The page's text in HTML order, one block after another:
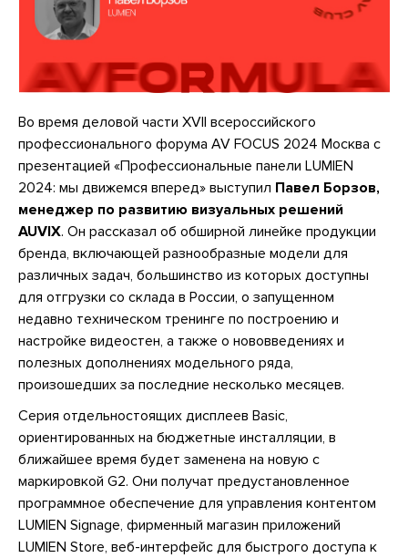
Во время деловой части XVII всероссийского
профессионального форума AV FOCUS 2024 Москва с
презентацией «Профессиональные панели LUMIEN
2024: мы движемся вперед» выступил Павел Борзов,
менеджер по развитию визуальных решений
AUVIX. Он рассказал об обширной линейке продукции
бренда, включающей разнообразные модели для
различных задач, большинство из которых доступны
для отгрузки со склада в России, о запущенном
недавно техническом тренинге по построению и
настройке видеостен, а также о нововведениях и
полезных дополнениях модельного ряда,
произошедших за последние несколько месяцев.
Серия отдельностоящих дисплеев Basic,
ориентированных на бюджетные инсталляции, в
ближайшее время будет заменена на новую с
маркировкой G2. Они получат предустановленное
программное обеспечение для управления контентом
LUMIEN Signage, фирменный магазин приложений
LUMIEN Store, веб-интерфейс для быстрого доступа к